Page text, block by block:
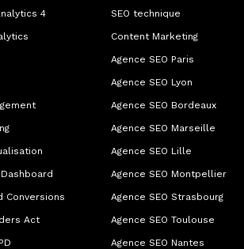
4
Conversions
Act
SEO technique
Content Marketing
Agence SEO Paris
Agence SEO Lyon
Agence SEO Bordeaux
Agence SEO Marseille
Agence SEO Lille
Agence SEO Montpellier
Agence SEO Strasbourg
Agence SEO Toulouse
Agence SEO Nantes